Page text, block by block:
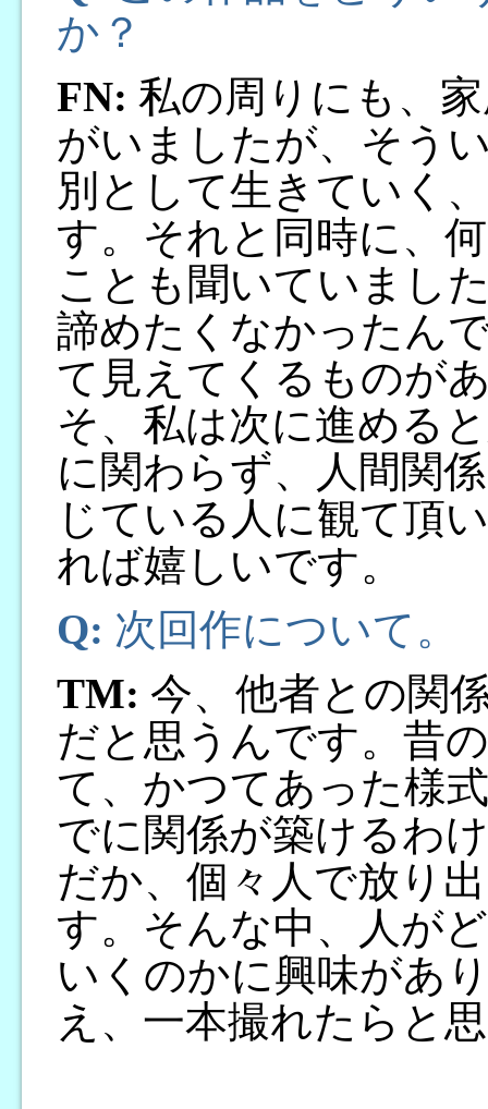
か？
FN: 私の周りにも、
がいましたが、そう
別として生きていく
す。それと同時に、
ことも聞いていまし
諦めたくなかったん
て見えてくるものが
そ、私は次に進める
に関わらず、人間関
じている人に観て頂
れば嬉しいです。
Q: 次回作について。
TM: 今、他者との関
だと思うんです。昔
て、かつてあった様
でに関係が築けるわ
だか、個々人で放り
す。そんな中、人が
いくのかに興味があ
え、一本撮れたらと